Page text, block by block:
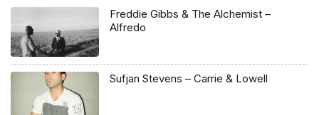
Freddie Gibbs & The Alchemist –
Alfredo
Sufjan Stevens – Carrie & Lowell